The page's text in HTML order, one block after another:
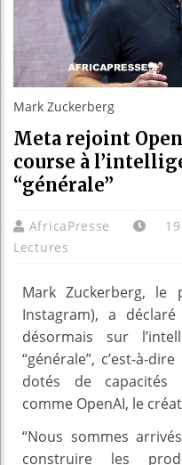
Mark Zuckerberg
Meta rejoint
course à
“générale”
AfricaPresse
Lectures
Mark Zuckerberg, le
Instagram), a
désormais sur
“générale”, c’est-à-
dotés de capacités
comme OpenAI, le
“Nous sommes
construire les